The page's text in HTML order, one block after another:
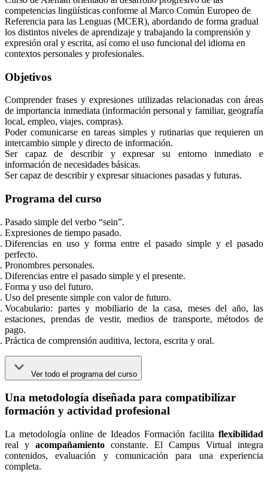
competencias lingüísticas conforme al Marco Común Europeo de
Referencia para las Lenguas (MCER), abordando de forma gradual
los distintos niveles de aprendizaje y trabajando la comprensión y
expresión oral y escrita, así como el uso funcional del idioma en
contextos personales y profesionales.
Objetivos
Comprender frases y expresiones utilizadas relacionadas con áreas
de importancia inmediata (información personal y familiar, geografía
local, empleo, viajes, compras).
Poder comunicarse en tareas simples y rutinarias que requieren un
intercambio simple y directo de información.
Ser capaz de describir y expresar su entorno inmediato e
información de necesidades básicas.
Ser capaz de describir y expresar situaciones pasadas y futuras.
Programa del curso
Pasado simple del verbo “sein”.
Expresiones de tiempo pasado.
Diferencias en uso y forma entre el pasado simple y el pasado
perfecto.
Pronombres personales.
Diferencias entre el pasado simple y el presente.
Forma y uso del futuro.
Uso del presente simple con valor de futuro.
Vocabulario: partes y mobiliario de la casa, meses del año, las
estaciones, prendas de vestir, medios de transporte, métodos de
pago.
Práctica de comprensión auditiva, lectora, escrita y oral.
Ver todo el programa del curso
Una metodología diseñada para compatibilizar
formación y actividad profesional
La metodología online de Ideados Formación facilita flexibilidad
real y acompañamiento constante. El Campus Virtual integra
contenidos, evaluación y comunicación para una experiencia
completa.